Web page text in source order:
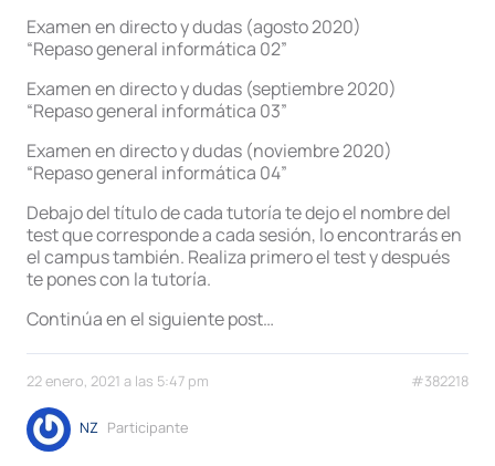
Examen en directo y dudas (agosto 2020)
“Repaso general informática 02”
Examen en directo y dudas (septiembre 2020)
“Repaso general informática 03”
Examen en directo y dudas (noviembre 2020)
“Repaso general informática 04”
Debajo del título de cada tutoría te dejo el nombre del
test que corresponde a cada sesión, lo encontrarás en
el campus también. Realiza primero el test y después
te pones con la tutoría.
Continúa en el siguiente post…
22 enero, 2021 a las 5:47 pm #382218
NZ Participante